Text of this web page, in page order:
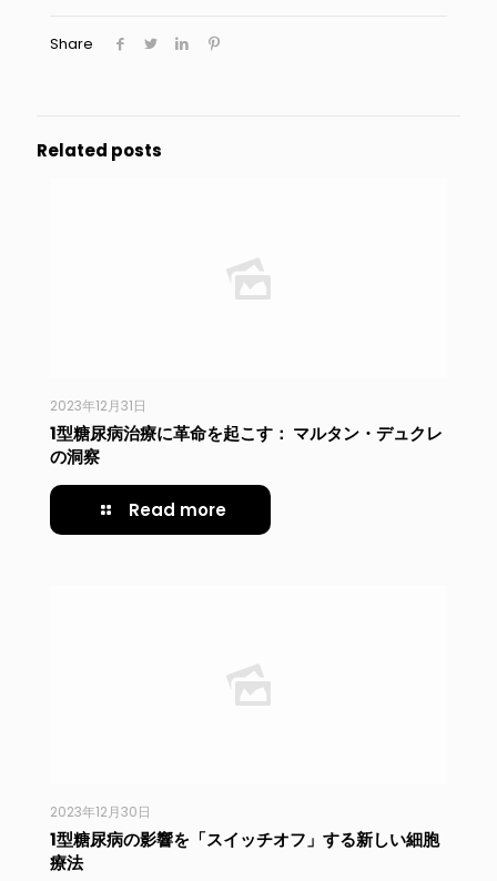
Share
Related posts
2023年12月31日
1型糖尿病治療に革命を起こす： マルタン・デュクレ
の洞察
Read more
2023年12月30日
1型糖尿病の影響を「スイッチオフ」する新しい細胞
療法